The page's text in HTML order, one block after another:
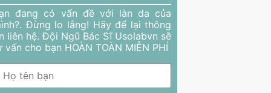
đang có vấn đề với làn da của
Đừng lo lắng! Hãy để lại thông
liên hệ. Đội Ngũ Bác Sĩ Usolabvn sẽ
vấn cho bạn HOÀN TOÀN MIỄN PHÍ